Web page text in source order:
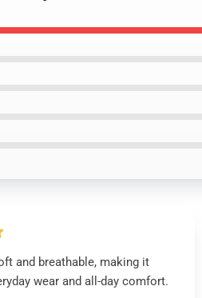
and breathable, making it
wear and all-day comfort.